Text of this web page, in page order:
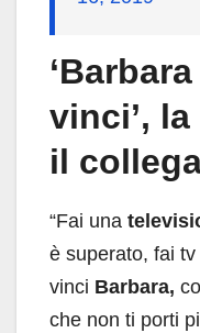
vinci’,
il
“Fai una
è superato, fai
vinci Barbara,
che non ti porti